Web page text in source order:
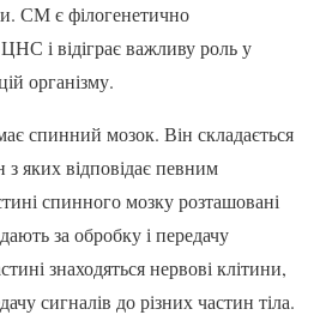
СМ є філогенетично
і відіграє важливу роль у
організму.
спинний мозок. Він складається
з яких відповідає певним
спинного мозку розташовані
за обробку і передачу
знаходяться нервові клітини,
сигналів до різних частин тіла.